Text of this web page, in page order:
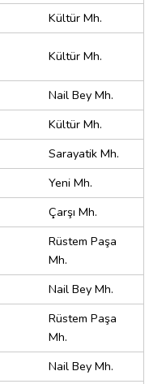
Kültür Mh.
Kültür Mh.
Nail Bey Mh.
Kültür Mh.
Sarayatik Mh.
Yeni Mh.
Çarşı Mh.
Rüstem Paşa
Mh.
Nail Bey Mh.
Rüstem Paşa
Mh.
Nail Bey Mh.